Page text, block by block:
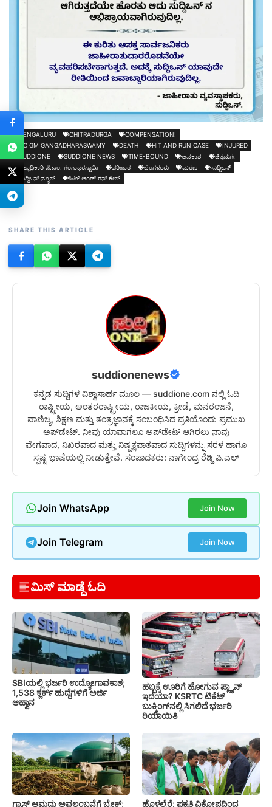
BENGALURU CHITRADURGA
COMPENSATION!
DC GM GANGADHARASWAMY
DEATH HIT AND RUN CASE
INJURED
SUDDIONE
SUDDIONE NEWS TIME-BOUND ಅವಕಾಶ
ಚಿತ್ರದುರ್ಗ
ಜಿಲ್ಲಾಧಿಕಾರಿ ಜಿ.ಎಂ. ಗಂಗಾಧರಸ್ವಾಮಿ
ಪರಿಹಾರ ಬೆಂಗಳೂರು ಮರಣ
ಸುದ್ದಿಒನ್
ಸುದ್ದಿಒನ್ ನ್ಯೂಸ್
ಹಿಟ್ ಅಂಡ್ ರನ್ ಕೇಸ್‍
SHARE THIS ARTICLE
suddionenews
ಕನ್ನಡ ಸುದ್ದಿಗಳ ವಿಶ್ವಾಸಾರ್ಹ ಮೂಲ — suddione.com ನಲ್ಲಿ ಓದಿ
ರಾಷ್ಟ್ರೀಯ, ಅಂತರರಾಷ್ಟ್ರೀಯ, ರಾಜಕೀಯ, ಕ್ರೀಡೆ, ಮನರಂಜನೆ,
ವಾಣಿಜ್ಯ, ಶಿಕ್ಷಣ ಮತ್ತು ತಂತ್ರಜ್ಞಾನಕ್ಕೆ ಸಂಬಂಧಿಸಿದ ಪ್ರತಿಯೊಂದು ಪ್ರಮುಖ
ಅಪ್‌ಡೇಟ್. ನೀವು ಯಾವಾಗಲೂ ಅಪ್‌ಡೇಟ್ ಆಗಿರಲು ನಾವು
ವೇಗವಾದ, ನಿಖರವಾದ ಮತ್ತು ನಿಷ್ಪಕ್ಷಪಾತವಾದ ಸುದ್ದಿಗಳನ್ನು ಸರಳ ಹಾಗೂ
ಸ್ಪಷ್ಟ ಭಾಷೆಯಲ್ಲಿ ನೀಡುತ್ತೇವೆ. ಸಂಪಾದಕರು: ನಾಗೇಂದ್ರ ರೆಡ್ಡಿ ಪಿ.ಎಲ್
Join WhatsApp Join Now
Join Telegram Join Now
ಮಿಸ್ ಮಾಡ್ದೆ ಓದಿ
SBIಯಲ್ಲಿ ಭರ್ಜರಿ ಉದ್ಯೋಗಾವಕಾಶ;
1,538 ಕ್ಲರ್ಕ್ ಹುದ್ದೆಗಳಿಗೆ ಅರ್ಜಿ
ಆಹ್ವಾನ
ಹಬ್ಬಕ್ಕೆ ಊರಿಗೆ ಹೋಗುವ ಪ್ಲ್ಯಾನ್
ಇದೆಯಾ? KSRTC ಟಿಕೆಟ್
ಬುಕ್ಕಿಂಗ್‌ನಲ್ಲಿ ಸಿಗಲಿದೆ ಭರ್ಜರಿ
ರಿಯಾಯಿತಿ
ಗ್ಯಾಸ್ ಆಮದು ಅವಲಂಬನೆಗೆ ಬ್ರೇಕ್; ಹೊಳಲ್ಕೆರೆ: ಪ್ರಕೃತಿ ವಿಕೋಪದಿಂದ